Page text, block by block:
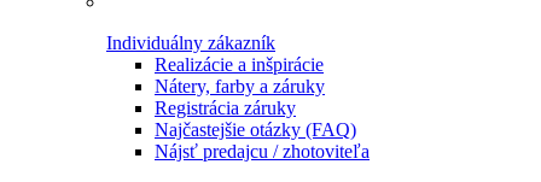
Individuálny zákazník
Realizácie a inšpirácie
Nátery, farby a záruky
Registrácia záruky
Najčastejšie otázky (FAQ)
Nájsť predajcu / zhotoviteľa